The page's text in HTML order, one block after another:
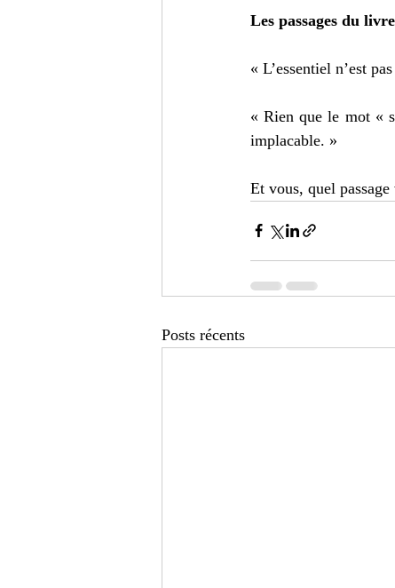
Les passages du
« L’essentiel n’est
« Rien que le mot «
implacable. »
Et vous, quel passage
Posts récents